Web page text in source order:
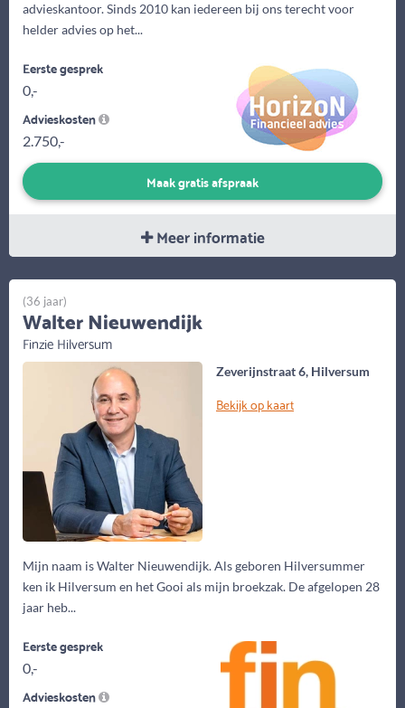
advieskantoor. Sinds 2010 kan iedereen bij ons terecht voor
helder advies op het...
Eerste gesprek
0,-
Advieskosten
2.750,-
Maak gratis afspraak
Meer informatie
Zeverijnstraat 6, Hilversum
Bekijk op kaart
Mijn naam is Walter Nieuwendijk. Als geboren Hilversummer
ken ik Hilversum en het Gooi als mijn broekzak. De afgelopen 28
jaar heb...
(36 jaar)
Walter Nieuwendijk
Finzie Hilversum
Eerste gesprek
0,-
Advieskosten